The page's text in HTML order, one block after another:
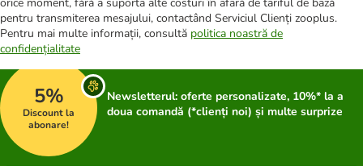
pentru transmiterea mesajului, contactând Serviciul Clienți zooplus.
Pentru mai multe informații, consultă politica noastră de
confidențialitate
5%
Discount la
abonare!
Newsletterul: oferte personalizate, 10%* la a
doua comandă (*clienți noi) și multe surprize